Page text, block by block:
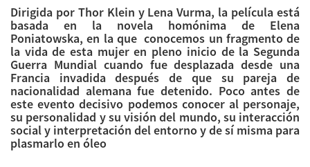
Dirigida por Thor Klein y Lena Vurma, la película está
basada en la novela homónima de Elena
Poniatowska, en la que conocemos un fragmento de
la vida de esta mujer en pleno inicio de la Segunda
Guerra Mundial cuando fue desplazada desde una
Francia invadida después de que su pareja de
nacionalidad alemana fue detenido. Poco antes de
este evento decisivo podemos conocer al personaje,
su personalidad y su visión del mundo, su interacción
social y interpretación del entorno y de sí misma para
plasmarlo en óleo